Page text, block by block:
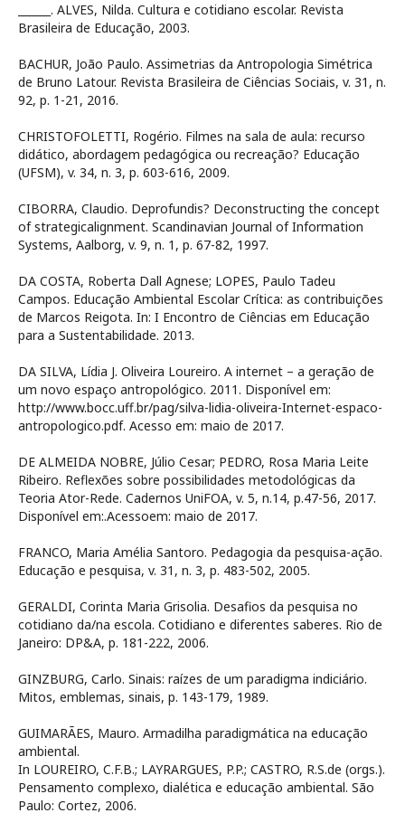
______. ALVES, Nilda. Cultura e cotidiano escolar. Revista
Brasileira de Educação, 2003.
BACHUR, João Paulo. Assimetrias da Antropologia Simétrica
de Bruno Latour. Revista Brasileira de Ciências Sociais, v. 31, n.
92, p. 1-21, 2016.
CHRISTOFOLETTI, Rogério. Filmes na sala de aula: recurso
didático, abordagem pedagógica ou recreação? Educação
(UFSM), v. 34, n. 3, p. 603-616, 2009.
CIBORRA, Claudio. Deprofundis? Deconstructing the concept
of strategicalignment. Scandinavian Journal of Information
Systems, Aalborg, v. 9, n. 1, p. 67-82, 1997.
DA COSTA, Roberta Dall Agnese; LOPES, Paulo Tadeu
Campos. Educação Ambiental Escolar Crítica: as contribuições
de Marcos Reigota. In: I Encontro de Ciências em Educação
para a Sustentabilidade. 2013.
DA SILVA, Lídia J. Oliveira Loureiro. A internet – a geração de
um novo espaço antropológico. 2011. Disponível em:
http://www.bocc.uff.br/pag/silva-lidia-oliveira-Internet-espaco-
antropologico.pdf. Acesso em: maio de 2017.
DE ALMEIDA NOBRE, Júlio Cesar; PEDRO, Rosa Maria Leite
Ribeiro. Reflexões sobre possibilidades metodológicas da
Teoria Ator-Rede. Cadernos UniFOA, v. 5, n.14, p.47-56, 2017.
Disponível em:.Acessoem: maio de 2017.
FRANCO, Maria Amélia Santoro. Pedagogia da pesquisa-ação.
Educação e pesquisa, v. 31, n. 3, p. 483-502, 2005.
GERALDI, Corinta Maria Grisolia. Desafios da pesquisa no
cotidiano da/na escola. Cotidiano e diferentes saberes. Rio de
Janeiro: DP&A, p. 181-222, 2006.
GINZBURG, Carlo. Sinais: raízes de um paradigma indiciário.
Mitos, emblemas, sinais, p. 143-179, 1989.
GUIMARÃES, Mauro. Armadilha paradigmática na educação
ambiental.
In LOUREIRO, C.F.B.; LAYRARGUES, P.P.; CASTRO, R.S.de (orgs.).
Pensamento complexo, dialética e educação ambiental. São
Paulo: Cortez, 2006.